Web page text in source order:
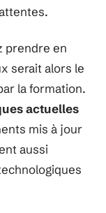
prendre en
serait alors le
la formation.
actuelles
mis à jour
aussi